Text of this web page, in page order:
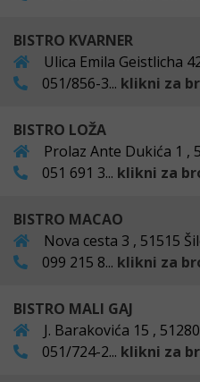
BISTRO KVARNER
Ulica Emila Geistlicha
051/856-3... klikni za
BISTRO LOŽA
Prolaz Ante Dukića 1
051 691 3... klikni za
BISTRO MACAO
Nova cesta 3 , 51515
099 215 8... klikni za
BISTRO MALI GAJ
J. Barakovića 15 ,
051/724-2... klikni za